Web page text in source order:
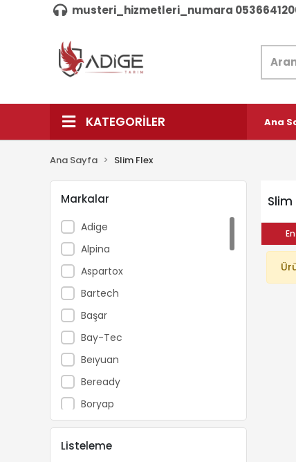
musteri_hizmetleri_numara
KATEGORİLER Ana
Ana Sayfa Slim Flex
Markalar
Adige
Alpina
Aspartox
Bartech
Başar
Bay-Tec
Beıyuan
Beready
Boryap
Brofar
Bursa Tohum
Listeleme
Slim